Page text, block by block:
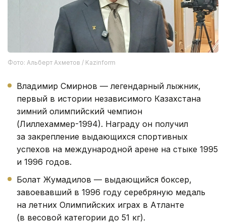
Фото: Альберт Ахметов / Kazinform
Владимир Смирнов — легендарный лыжник,
первый в истории независимого Казахстана
зимний олимпийский чемпион
(Лиллехаммер-1994). Награду он получил
за закрепление выдающихся спортивных
успехов на международной арене на стыке 1995
и 1996 годов.
Болат Жумадилов — выдающийся боксер,
завоевавший в 1996 году серебряную медаль
на летних Олимпийских играх в Атланте
(в весовой категории до 51 кг).